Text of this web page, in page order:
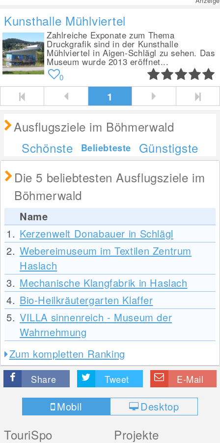
Kunsthalle Mühlviertel
Zahlreiche Exponate zum Thema
Druckgrafik sind in der Kunsthalle
Mühlviertel in Aigen-Schlägl zu sehen. Das
Museum wurde 2013 eröffnet...
0
1
Ausflugsziele im Böhmerwald
Schönste
Beliebteste
Günstigste
Die 5 beliebtesten Ausflugsziele im
Böhmerwald
Name
1. Kerzenwelt Donabauer in Schlägl
2. Webereimuseum im Textilen Zentrum
Haslach
3. Mechanische Klangfabrik in Haslach
4. Bio-Heilkräutergarten Klaffer
5. VILLA sinnenreich - Museum der
Wahrnehmung
Zum kompletten Ranking
Share Tweet E-Mail
Mobil Desktop
TouriSpo Projekte